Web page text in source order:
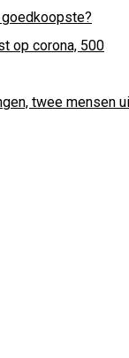
op corona, 500
twee mensen